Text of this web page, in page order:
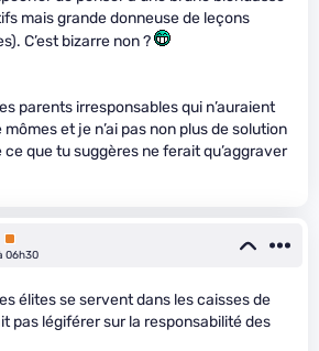
mais grande donneuse de leçons
C’est bizarre non ?
parents irresponsables qui n’auraient
et je n’ai pas non plus de solution
que tu suggères ne ferait qu’aggraver
Premium
06h30
élites se servent dans les caisses de
pas légiférer sur la responsabilité des